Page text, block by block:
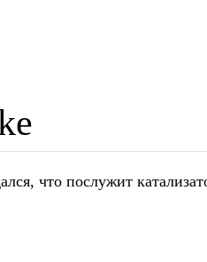
что послужит